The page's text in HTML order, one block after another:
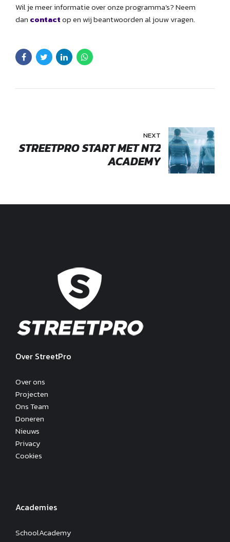
Wil je meer informatie over onze programma’s? Neem
dan contactop en wij beantwoorden al jouw vragen.
NEXT
STREETPRO START MET NT2
ACADEMY
Over StreetPro
Over ons
Projecten
Ons Team
Doneren
Nieuws
Privacy
Cookies
Academies
SchoolAcademy